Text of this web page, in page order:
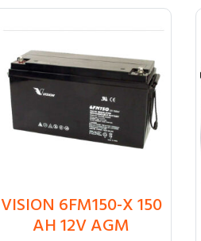
VISION 6FM150-X 150
AH 12V AGM